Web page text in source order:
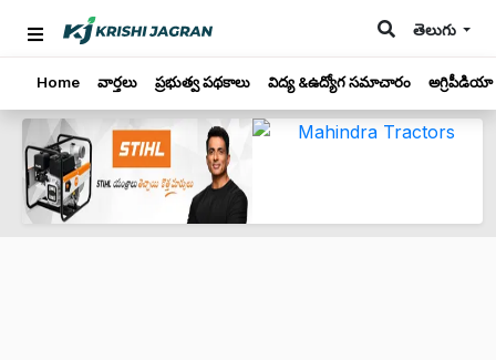
తెలుగు
Home వార్తలు ప్రభుత్వ పథకాలు విద్య &ఉద్యోగ సమాచారం అగ్రిపీడియా